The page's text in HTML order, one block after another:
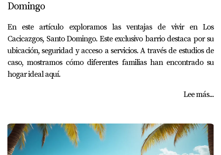
Domingo
En este artículo exploramos las ventajas de vivir en Los
Cacicazgos, Santo Domingo. Este exclusivo barrio destaca por su
ubicación, seguridad y acceso a servicios. A través de estudios de
caso, mostramos cómo diferentes familias han encontrado su
hogar ideal aquí.
Lee más...